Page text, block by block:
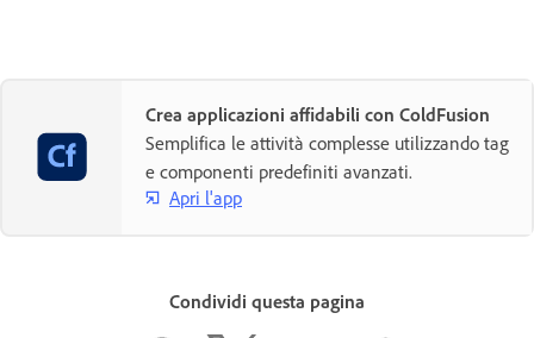
Crea applicazioni affidabili con ColdFusion
Semplifica le attività complesse utilizzando tag
e componenti predefiniti avanzati.
Apri l'app
Condividi questa pagina